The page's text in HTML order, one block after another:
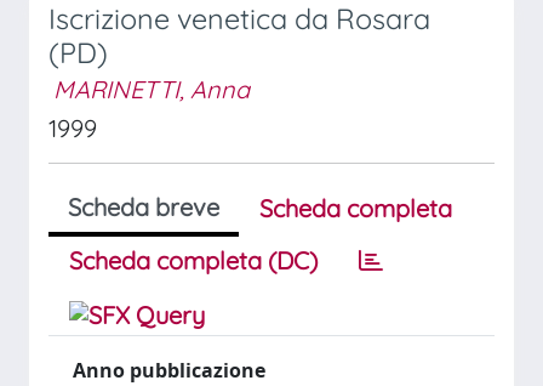
Iscrizione venetica da Rosara
(PD)
MARINETTI, Anna
1999
Scheda breve
Scheda completa
Scheda completa (DC)
Anno pubblicazione